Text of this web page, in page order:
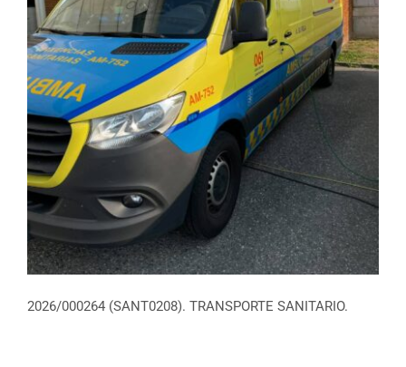
2026/000264 (SANT0208).
TRANSPORTE SANITARIO.
2026/000264 (SANT0208). TRANSPORTE SANITARIO.